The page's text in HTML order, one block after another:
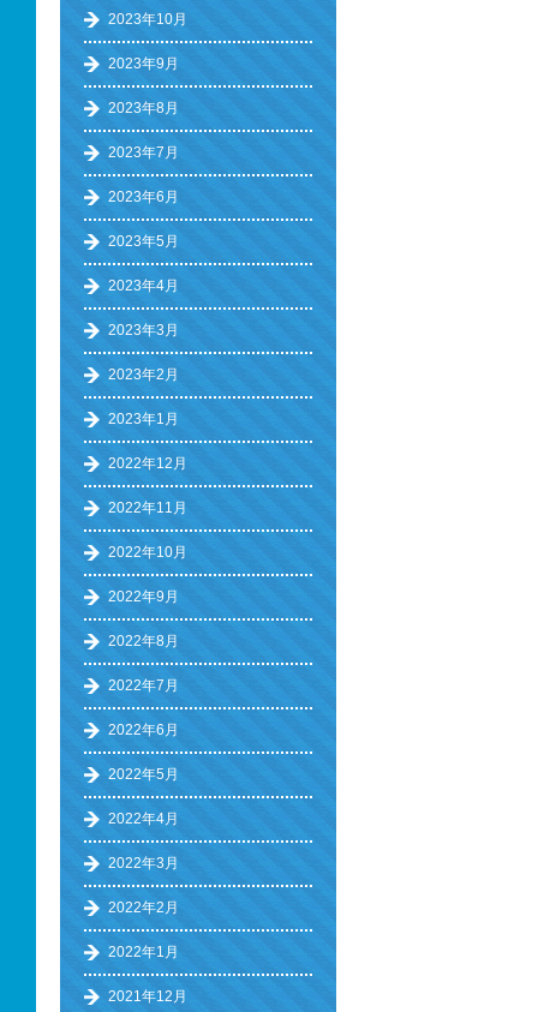
2023年10月
2023年9月
2023年8月
2023年7月
2023年6月
2023年5月
2023年4月
2023年3月
2023年2月
2023年1月
2022年12月
2022年11月
2022年10月
2022年9月
2022年8月
2022年7月
2022年6月
2022年5月
2022年4月
2022年3月
2022年2月
2022年1月
2021年12月